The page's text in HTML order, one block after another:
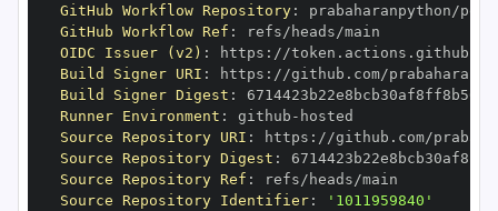
GitHub Workflow Repository:
GitHub Workflow Ref :
OIDC Issuer (v2) : https :
Build Signer URI : https :
Build Signer Digest :
Runner Environment : github -
Source Repository URI : https :
Source Repository Digest :
Source Repository Ref :
Source Repository Identifier:
'1011959840'